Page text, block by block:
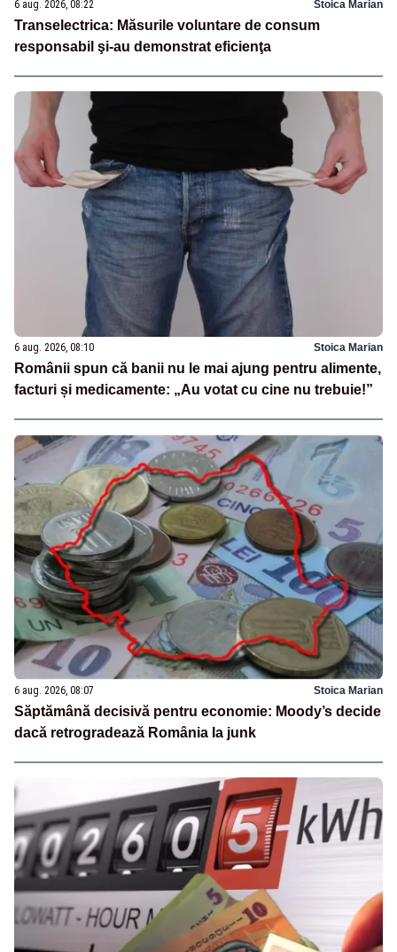
6 aug. 2026, 08:22 Stoica Marian
Transelectrica: Măsurile voluntare de consum
responsabil şi-au demonstrat eficienţa
6 aug. 2026, 08:10 Stoica Marian
Românii spun că banii nu le mai ajung pentru alimente,
facturi și medicamente: „Au votat cu cine nu trebuie!”
6 aug. 2026, 08:07 Stoica Marian
Săptămână decisivă pentru economie: Moody’s decide
dacă retrogradează România la junk